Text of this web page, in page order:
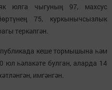
юлга чыгуның 97, махсус
75, куркынычсызлык
теркәлгән.
кеше тормышына һәм
юл һәлакәте булган, аларда 14
имгәнгән.